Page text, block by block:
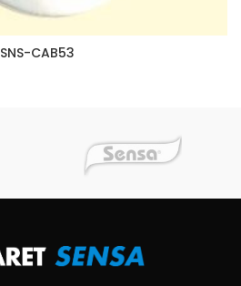
SNS-CAB53